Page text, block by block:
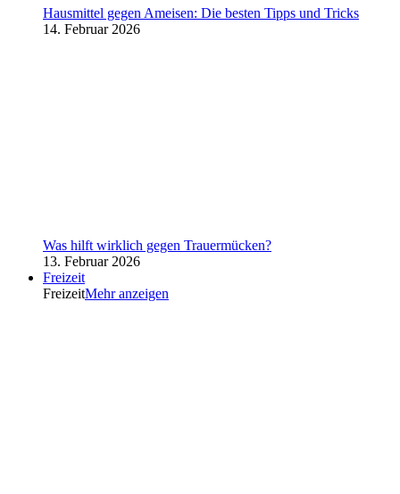
Hausmittel gegen Ameisen: Die besten Tipps und Tricks
14. Februar 2026
Was hilft wirklich gegen Trauermücken?
13. Februar 2026
Freizeit
FreizeitMehr anzeigen